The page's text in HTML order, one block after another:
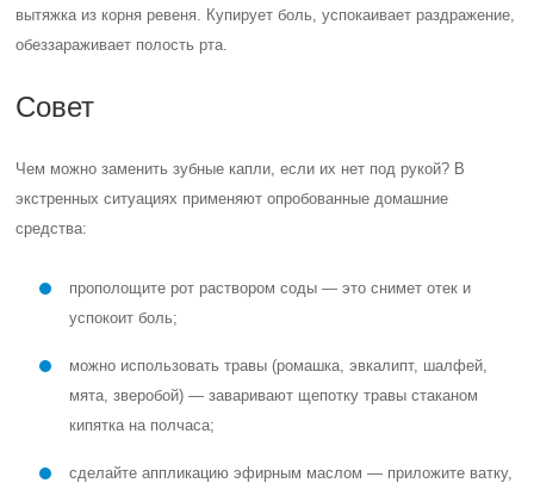
вытяжка из корня ревеня. Купирует боль, успокаивает раздражение,
обеззараживает полость рта.
Совет
Чем можно заменить зубные капли, если их нет под рукой? В
экстренных ситуациях применяют опробованные домашние
средства:
прополощите рот раствором соды — это снимет отек и
успокоит боль;
можно использовать травы (ромашка, эвкалипт, шалфей,
мята, зверобой) — заваривают щепотку травы стаканом
кипятка на полчаса;
сделайте аппликацию эфирным маслом — приложите ватку,